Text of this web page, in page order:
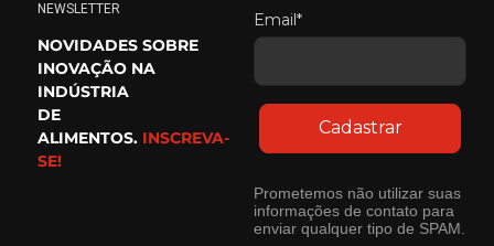
NEWSLETTER
NOVIDADES SOBRE
INOVAÇÃO NA
INDÚSTRIA
DE
ALIMENTOS. INSCREVA-
SE!
Email*
Cadastrar
Prometemos não utilizar suas
informações de contato para
enviar qualquer tipo de SPAM.